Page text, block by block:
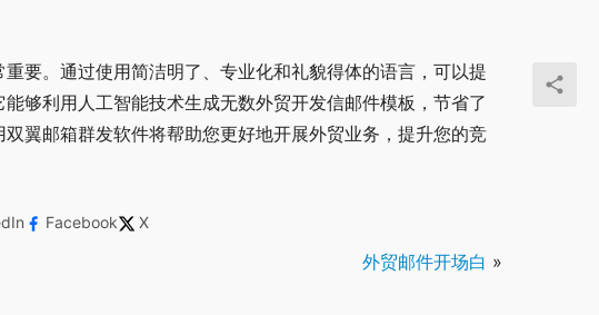
要。通过使用简洁明了、专业化和礼貌得体的语言，可以提
够利用人工智能技术生成无数外贸开发信邮件模板，节省了
翼邮箱群发软件将帮助您更好地开展外贸业务，提升您的竞
Facebook X
外贸邮件开场白 »